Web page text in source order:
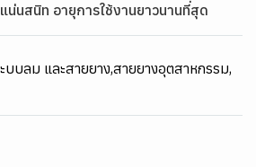
นสนิท อายุการใช้งานยาวนานที่สุด
บบลม และสายยาง,สายยางอุตสาหกรรม,